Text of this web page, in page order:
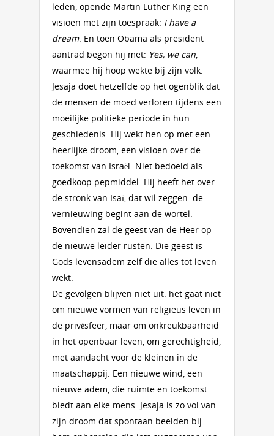
leden, opende Martin Luther King een
visioen met zijn toespraak: I have a
dream. En toen Obama als president
aantrad begon hij met: Yes, we can,
waarmee hij hoop wekte bij zijn volk.
Jesaja doet hetzelfde op het ogenblik dat
de mensen de moed verloren tijdens een
moeilijke politieke periode in hun
geschiedenis. Hij wekt hen op met een
heerlijke droom, een visioen over de
toekomst van Israël. Niet bedoeld als
goedkoop pepmiddel. Hij heeft het over
de stronk van Isaï, dat wil zeggen: de
vernieuwing begint aan de wortel.
Bovendien zal de geest van de Heer op
de nieuwe leider rusten. Die geest is
Gods levensadem zelf die alles tot leven
wekt.
De gevolgen blijven niet uit: het gaat niet
om nieuwe vormen van religieus leven in
de privésfeer, maar om onkreukbaarheid
in het openbaar leven, om gerechtigheid,
met aandacht voor de kleinen in de
maatschappij. Een nieuwe wind, een
nieuwe adem, die ruimte en toekomst
biedt aan elke mens. Jesaja is zo vol van
zijn droom dat spontaan beelden bij